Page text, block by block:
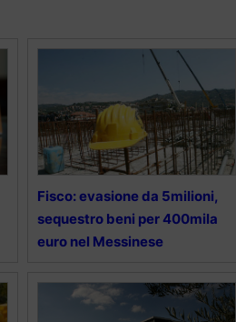
Fisco: evasione da 5milioni,
sequestro beni per 400mila
euro nel Messinese